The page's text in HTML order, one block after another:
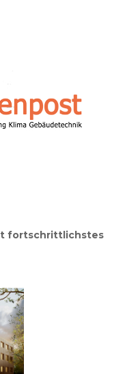
fortschrittlichstes